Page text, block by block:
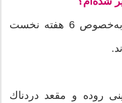
20 درصد زنان بعد از زایمان به‌خصوص 6 هفته نخست
روده و مقعد دردناك